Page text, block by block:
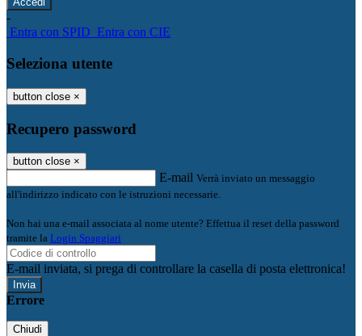
-
Entra con SPID Entra con CIE
Seleziona utente
button close ×
Recupero password
button close ×
E-mail Verrà inviato un messaggio
all'indirizzo indicato con le istruzioni necessarie.
Non hai una e-mail associata al nome utente? Effettua il reset della password
tramite la Login Spaggiari
E-mail inviata, si prega di controllare la casella di posta elettronica!
Errore
Chiudi